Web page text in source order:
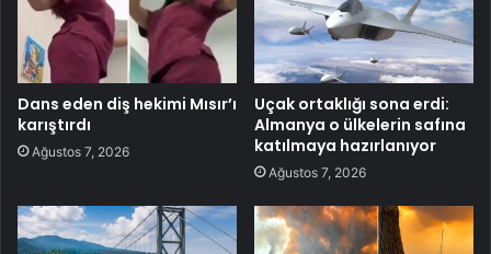
Dans eden diş hekimi Mısır’ı
karıştırdı
Ağustos 7, 2026
Uçak ortaklığı sona erdi:
Almanya o ülkelerin safına
katılmaya hazırlanıyor
Ağustos 7, 2026